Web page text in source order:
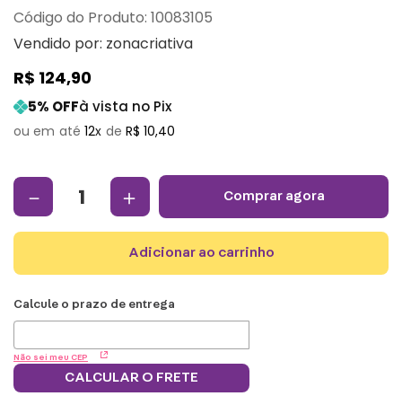
: 10083105
Vendido por: zonacriativa
R$ 124,90
5% OFFà vista no Pix
12 R$ 10,40
＋
－ comprar agora
adicionar ao carrinho
Não sei meu CEP
CALCULAR O FRETE